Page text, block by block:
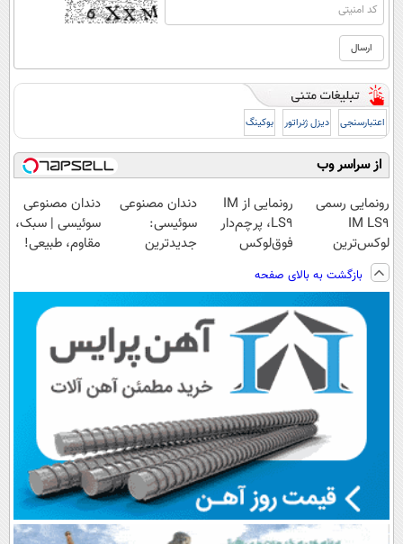
اعتبارسنجی دیزل ژنراتور بوکینگ
از سراسر وب
رونمایی رسمی
IM LS9
لوکس‌ترین
EREV در ایران
رونمایی از IM
LS9، پرچم‌دار
فوق‌لوکس
ایران شد
دندان مصنوعی
سوئیسی:
جدیدترین
پرداخت قسطی
دندان مصنوعی
سوئیسی | سبک،
مقاوم، طبیعی!
اقساطی😍
بازگشت به بالای صفحه